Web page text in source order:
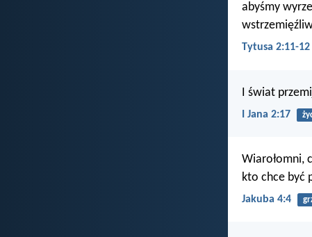
abyśmy
Tytusa 2:11-12
I świat
I Jana 2:17
Wiarołomni,
kto chce być
Jakuba 4:4